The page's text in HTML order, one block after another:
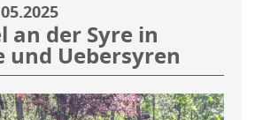
an der Syre in
und Uebersyren